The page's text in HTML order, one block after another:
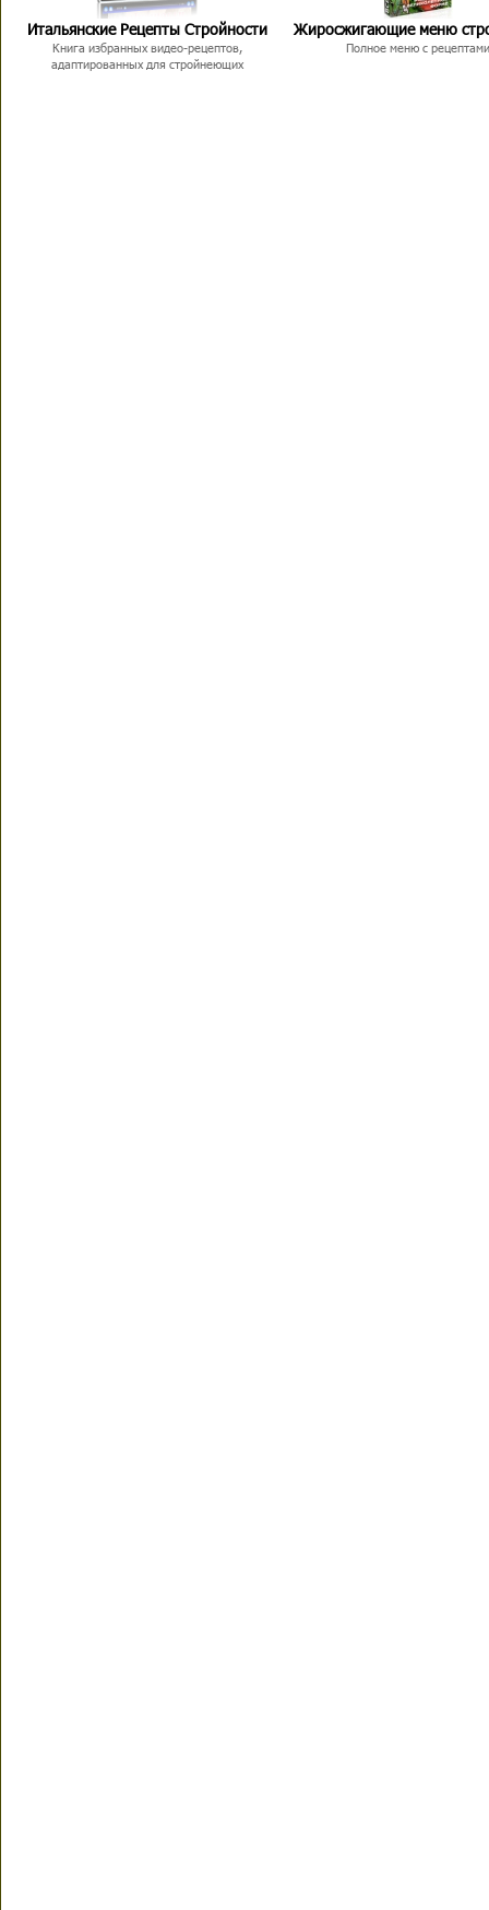
Итальянские Рецепты Стройности
Книга избранных видео-рецептов,
адаптированных для стройнеющих
Жиросжигающие меню
Полное меню с рецептами